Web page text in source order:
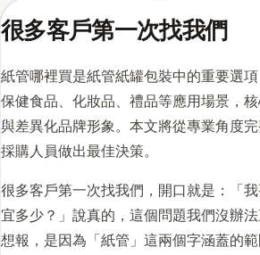
很多客戶第一次找我們
紙管哪裡買是紙管紙罐包裝中的重要選項
保健食品、化妝品、禮品等應用場景，
與差異化品牌形象。本文將從專業角度
採購人員做出最佳決策。
很多客戶第一次找我們，開口就是：「
宜多少？」說真的，這個問題我們沒辦
想報，是因為「紙管」這兩個字涵蓋的範